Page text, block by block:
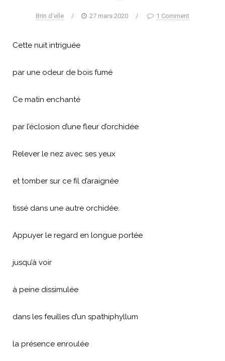
Brin d'elle / 27 mars 2020 / 1 Comment
Cette nuit intriguée
par une odeur de bois fumé
Ce matin enchanté
par l’éclosion d’une fleur d’orchidée
Relever le nez avec ses yeux
et tomber sur ce fil d’araignée
tissé dans une autre orchidée.
Appuyer le regard en longue portée
jusqu’à voir
à peine dissimulée
dans les feuilles d’un spathiphyllum
la présence enroulée